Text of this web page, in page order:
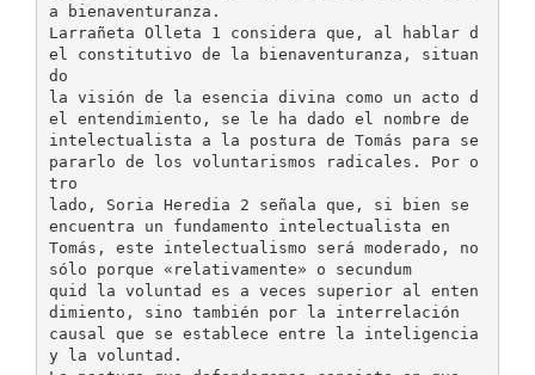
a bienaventuranza.
Larrañeta Olleta 1 considera que, al hablar d
el constitutivo de la bienaventuranza, situan
do
la visión de la esencia divina como un acto d
el entendimiento, se le ha dado el nombre de
intelectualista a la postura de Tomás para se
pararlo de los voluntarismos radicales. Por o
tro
lado, Soria Heredia 2 señala que, si bien se
encuentra un fundamento intelectualista en
Tomás, este intelectualismo será moderado, no
sólo porque «relativamente» o secundum
quid la voluntad es a veces superior al enten
dimiento, sino también por la interrelación
causal que se establece entre la inteligencia
y la voluntad.